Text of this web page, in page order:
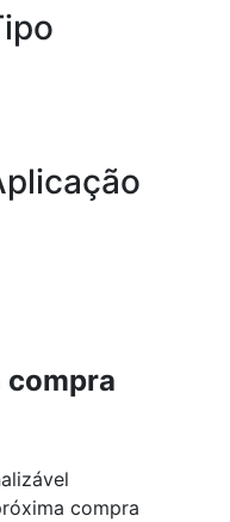
compra
compra